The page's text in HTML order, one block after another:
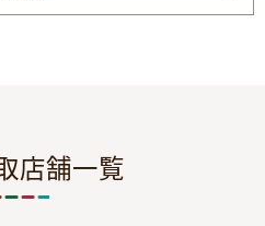
店舗一覧